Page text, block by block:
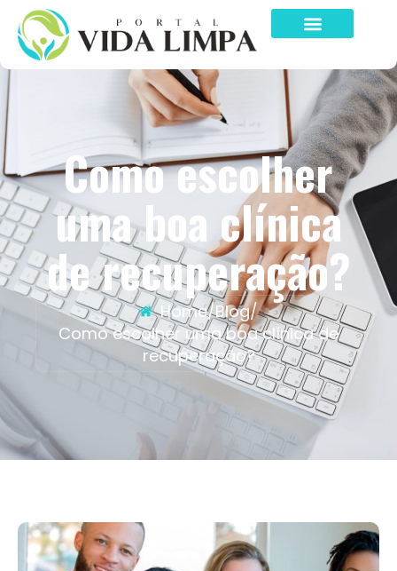
Como escolher
uma boa clínica
de recuperação?
Home/Blog/
Como escolher uma boa clínica de
recuperação?